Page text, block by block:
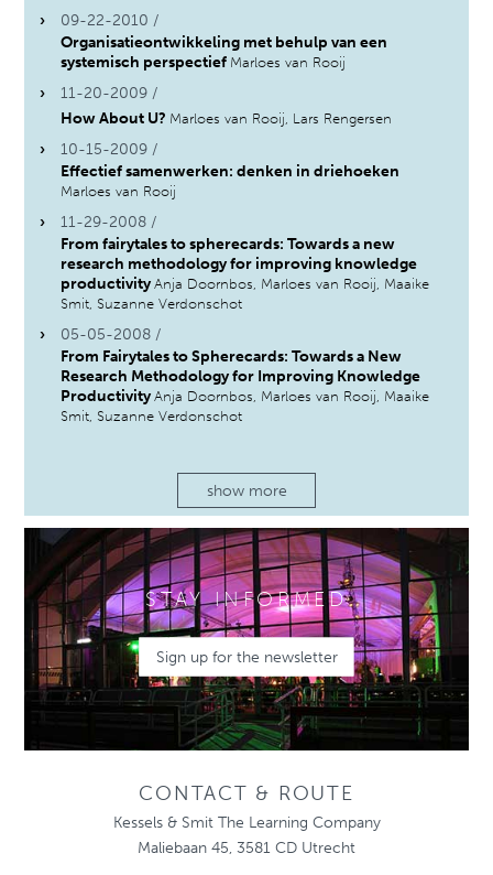
09-22-2010 /
Organisatieontwikkeling met behulp van een
systemisch perspectief Marloes van Rooij
11-20-2009 /
How About U? Marloes van Rooij, Lars Rengersen
10-15-2009 /
Effectief samenwerken: denken in driehoeken
Marloes van Rooij
11-29-2008 /
From fairytales to spherecards: Towards a new
research methodology for improving knowledge
productivityAnja Doornbos, Marloes van Rooij, Maaike
Smit, Suzanne Verdonschot
05-05-2008 /
From Fairytales to Spherecards: Towards a New
Research Methodology for Improving Knowledge
ProductivityAnja Doornbos, Marloes van Rooij, Maaike
Smit, Suzanne Verdonschot
show more
STAY INFORMED
Sign up for the newsletter
CONTACT & ROUTE
Kessels & Smit The Learning Company
Maliebaan 45, 3581 CD Utrecht